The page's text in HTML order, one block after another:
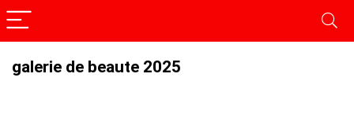
galerie de beaute 2025